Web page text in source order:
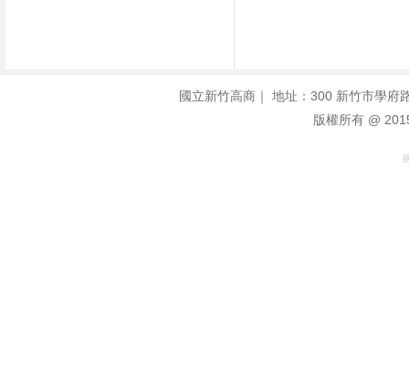
國立新竹高商｜ 地址：300 新竹市學
版權所有 @